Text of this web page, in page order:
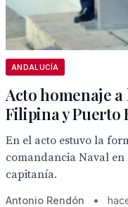
ANDALUCÍA
Acto homenaje a
Filipina y Puerto
En el acto estuvo la
comandancia Naval
capitanía.
Antonio Rendón •